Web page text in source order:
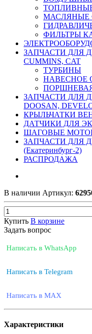
МАСЛЯНЫЕ
ФИЛЬТРЫ
ЗАПЧАСТИ ДЛЯ
CUMMINS, CAT
ТУРБИНЫ
НАВЕСНОЕ
ЗАПЧАСТИ ДЛЯ
DOOSAN,
КРЫЛЬЧАТКИ
ДАТЧИКИ ДЛЯ
ШАГОВЫЕ
ЗАПЧАСТИ ДЛЯ
(Екатеринбург-2)
РАСПРОДАЖА
В наличии Артикул:
Купить В корзине
Задать вопрос
Написать в WhatsApp
Написать в Telegram
Написать в MAX
Характеристики